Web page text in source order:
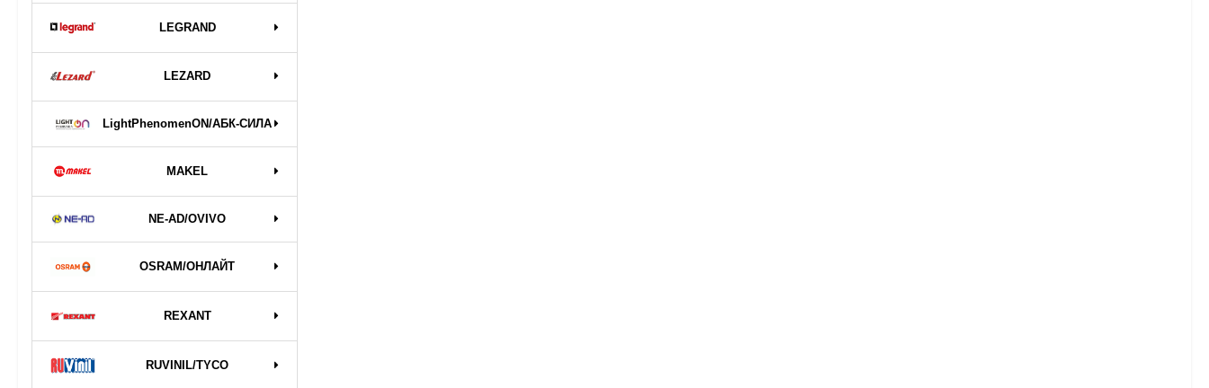
LEGRAND
LEZARD
LightPhenomenON/АБК-СИЛА
MAKEL
NE-AD/OVIVO
OSRAM/ОНЛАЙТ
REXANT
RUVINIL/TYCO